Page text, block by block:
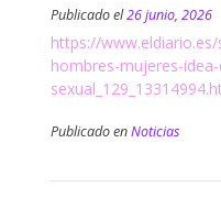
Publicado el26 junio, 2026
https://
hombres-mujeres-
Publicado enNoticias